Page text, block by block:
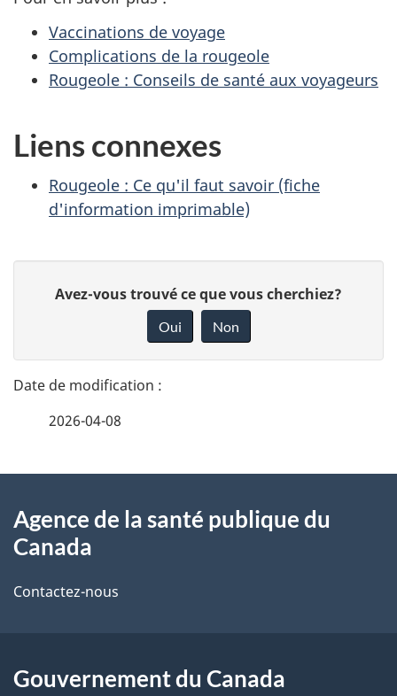
Vaccinations de voyage
Complications de la rougeole
Rougeole : Conseils de santé aux voyageurs
Liens connexes
Rougeole : Ce qu'il faut savoir (fiche
d'information imprimable)
t
a
l
s
d
e
n
o
t
r
r
r
Avez-vous trouvé ce que vous cherchiez?
Oui Non
2026-04-08
propos
de
ce
Agence de la santé publique du
Canada
Contactez-nous
Gouvernement du Canada